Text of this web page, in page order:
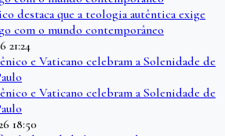
destaca que a teologia autêntica exige
com o mundo contemporâneo
21:24
e Vaticano celebram a Solenidade de
e Vaticano celebram a Solenidade de
18:50